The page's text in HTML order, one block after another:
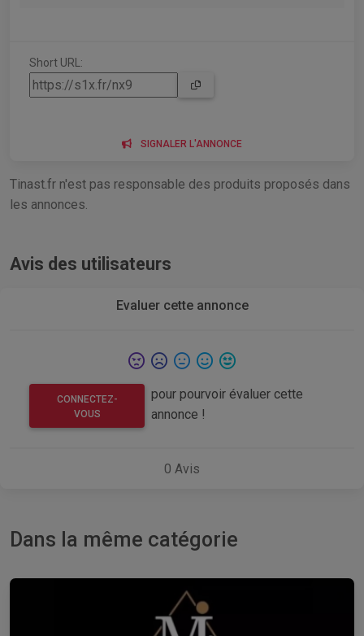
Short URL:
SIGNALER L'ANNONCE
Tinast.fr n'est pas responsable des produits proposés dans
les annonces.
Avis des utilisateurs
Evaluer cette annonce
CONNECTEZ-
VOUS
pour pourvoir évaluer cette
annonce !
0 Avis
Dans la même catégorie